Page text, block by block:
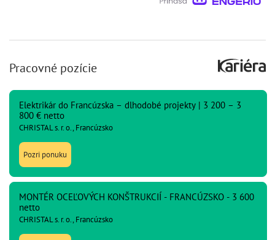
Pracovné pozície
Elektrikár do Francúzska – dlhodobé projekty | 3 200 – 3
800 € netto
CHRISTAL s. r. o., Francúzsko
Pozri ponuku
MONTÉR OCEĽOVÝCH KONŠTRUKCIÍ - FRANCÚZSKO - 3 600
netto
CHRISTAL s. r. o., Francúzsko